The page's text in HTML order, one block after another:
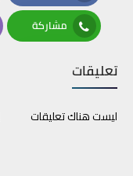
Facebook
مشاركة
Whatsapp
تعليقات
ليست هناك تعليقات